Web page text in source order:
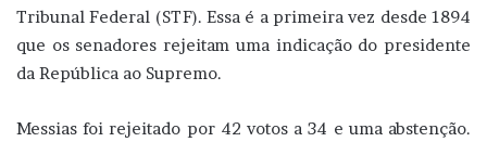
Tribunal Federal (STF). Essa é a primeira vez desde 1894
que os senadores rejeitam uma indicação do presidente
da República ao Supremo.
Messias foi rejeitado por 42 votos a 34 e uma abstenção.